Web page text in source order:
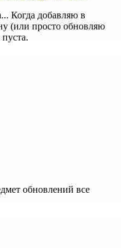
Когда добавляю в
(или просто обновляю
обновлений все